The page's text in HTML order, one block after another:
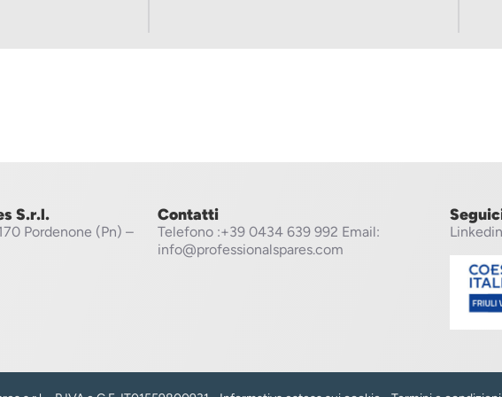
S.r.l.
Pordenone (Pn) –
Contatti
Telefono :+39 0434 639 992 Email:
info@professionalspares.com
Linkedin